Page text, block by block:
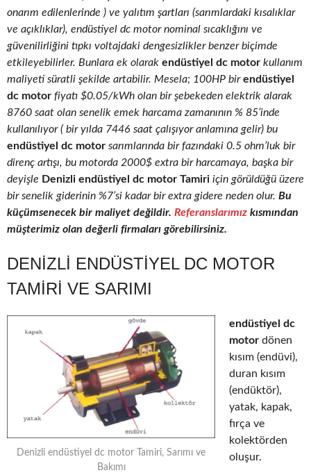
onarım edilenlerinde ) ve yalıtım şartları (sarımlardaki kısalıklar
ve açıklıklar), endüstiyel dc motor nominal sıcaklığını ve
güvenilirliğini tıpkı voltajdaki dengesizlikler benzer biçimde
etkileyebilirler. Bunlara ek olarak endüstiyel dc motor kullanım
maliyeti süratli şekilde artabilir. Mesela; 100HP birendüstiyel
dc motor fiyatı $0.05/kWh olan bir şebekeden elektrik alarak
8760 saat olan senelik emek harcama zamanının % 85’inde
kullanılıyor ( bir yılda 7446 saat çalışıyor anlamına gelir) bu
endüstiyel dc motor sarımlarında bir fazındaki 0.5 ohm’luk bir
direnç artışı, bu motorda 2000$ extra bir harcamaya, başka bir
deyişle Denizli endüstiyel dc motor Tamiri için görüldüğü üzere
bir senelik giderinin %7’si kadar bir extra gidere neden olur. Bu
küçümsenecek bir maliyet değildir. Referanslarımız kısmından
müşterimiz olan değerli firmaları görebilirsiniz.
DENIZLI ENDÜSTIYEL DC MOTOR
TAMIRI VE SARIMI
Denizli endüstiyel dc motor Tamiri, Sarımı ve
Bakımı
endüstiyel dc
motor dönen
kısım (endüvi),
duran kısım
(endüktör),
yatak, kapak,
fırça ve
kolektörden
oluşur.